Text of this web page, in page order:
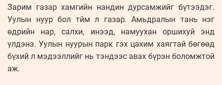
Зарим газар хамгийн нандин дурсамжийг бүтээдэг.
Уулын нуур бол тйм л газар. Амьдралын тань нэг
өдрийн нар, салхи, инээд, намуухан оршихуй энд
үлдэнэ. Уулын нуурын парк гэх цахим хаягтай бөгөөд
бүхий л мэдээллийг нь тэндээс авах бүрэн боломжтой
аж.